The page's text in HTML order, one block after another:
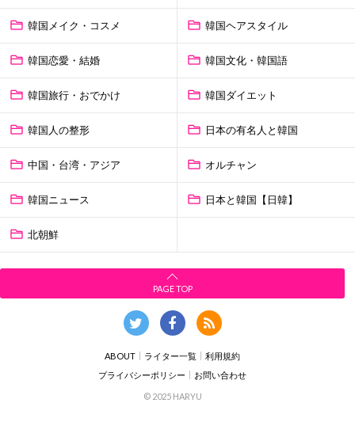
韓国メイク・コスメ 韓国ヘアスタイル
韓国恋愛・結婚 韓国文化・韓国語
韓国旅行・おでかけ 韓国ダイエット
韓国人の整形 日本の有名人と韓国
中国・台湾・アジア オルチャン
韓国ニュース 日本と韓国【日韓】
北朝鮮
PAGE TOP
ABOUT ライター一覧
利用規約
プライバシーポリシー
お問い合わせ
© 2025 HARYU